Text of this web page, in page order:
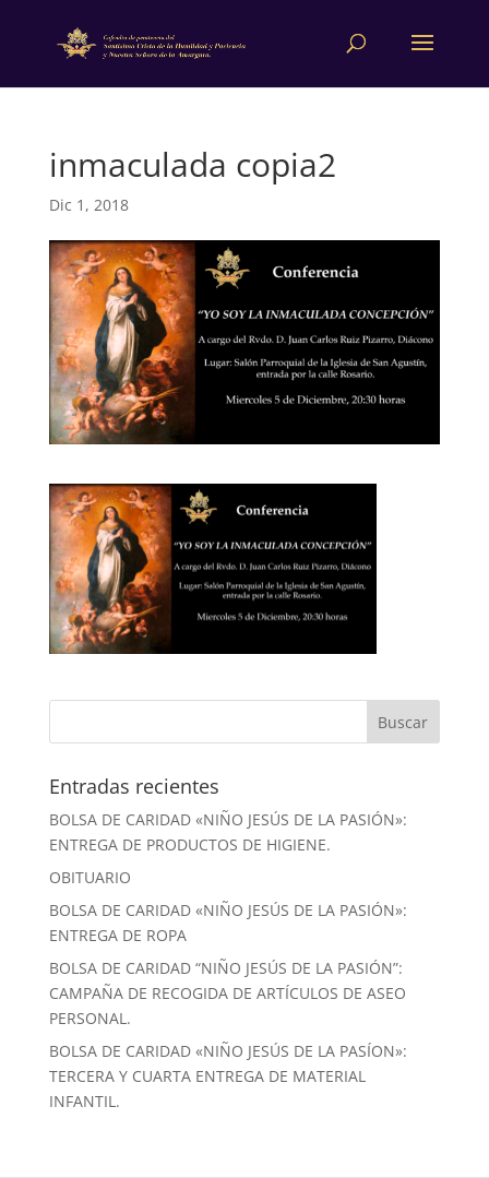
inmaculada copia2
Dic 1, 2018
Entradas recientes
BOLSA DE CARIDAD «NIÑO JESÚS DE LA PASIÓN»:
ENTREGA DE PRODUCTOS DE HIGIENE.
OBITUARIO
BOLSA DE CARIDAD «NIÑO JESÚS DE LA PASIÓN»:
ENTREGA DE ROPA
BOLSA DE CARIDAD “NIÑO JESÚS DE LA PASIÓN”:
CAMPAÑA DE RECOGIDA DE ARTÍCULOS DE ASEO
PERSONAL.
BOLSA DE CARIDAD «NIÑO JESÚS DE LA PASÍON»:
TERCERA Y CUARTA ENTREGA DE MATERIAL
INFANTIL.